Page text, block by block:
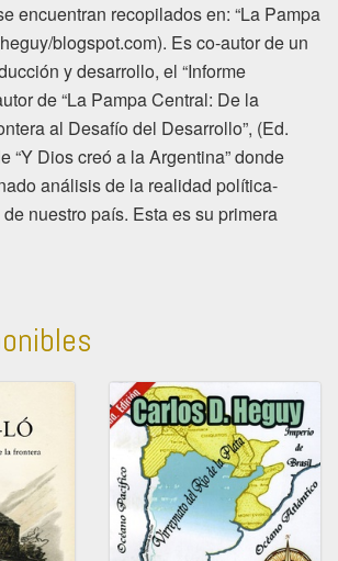
encuentran recopilados en: “La Pampa
blogspot.com). Es co-autor de un
y desarrollo, el “Informe
de “La Pampa Central: De la
al Desafío del Desarrollo”, (Ed.
“Y Dios creó a la Argentina” donde
análisis de la realidad política-
nuestro país. Esta es su primera